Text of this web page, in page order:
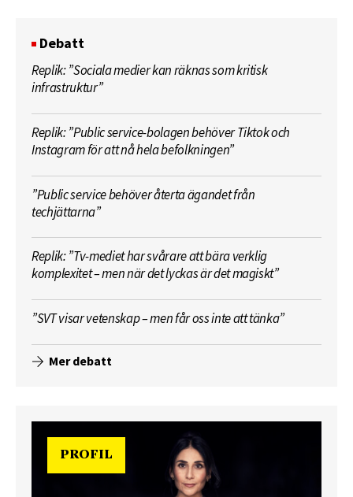
Debatt
Replik: ”Sociala medier kan räknas som kritisk
infrastruktur”
Replik: ”Public service-bolagen behöver Tiktok och
Instagram för att nå hela befolkningen”
”Public service behöver återta ägandet från
techjättarna”
Replik: ”Tv-mediet har svårare att bära verklig
komplexitet – men när det lyckas är det magiskt”
”SVT visar vetenskap – men får oss inte att tänka”
Mer debatt
PROFIL